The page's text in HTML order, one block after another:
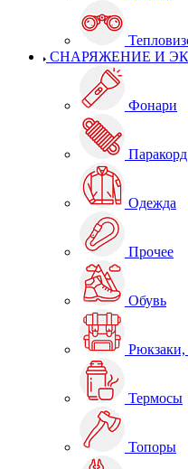
СНАРЯЖЕНИЕ И
Фонари
Паракорд
Одежда
Прочее
Обувь
Рюкзаки,
Термосы
Топоры